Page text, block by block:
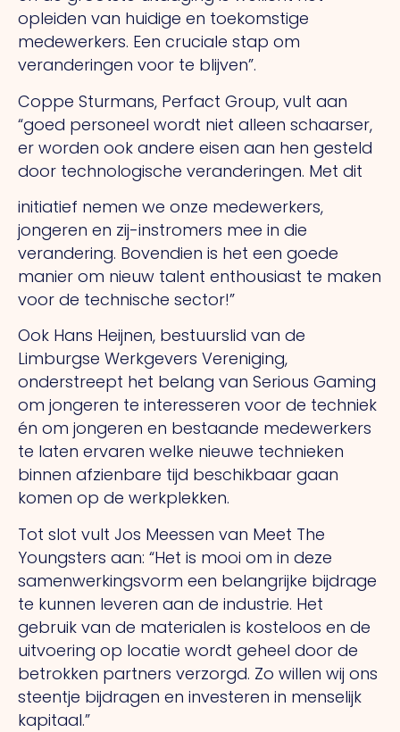
opleiden van huidige en toekomstige
medewerkers. Een cruciale stap om
veranderingen voor te blijven”.
Coppe Sturmans, Perfact Group, vult aan
“goed personeel wordt niet alleen schaarser,
er worden ook andere eisen aan hen gesteld
door technologische veranderingen. Met dit
initiatief nemen we onze medewerkers,
jongeren en zij-instromers mee in die
verandering. Bovendien is het een goede
manier om nieuw talent enthousiast te maken
voor de technische sector!”
Ook Hans Heijnen, bestuurslid van de
Limburgse Werkgevers Vereniging,
onderstreept het belang van Serious Gaming
om jongeren te interesseren voor de techniek
én om jongeren en bestaande medewerkers
te laten ervaren welke nieuwe technieken
binnen afzienbare tijd beschikbaar gaan
komen op de werkplekken.
Tot slot vult Jos Meessen van Meet The
Youngsters aan: “Het is mooi om in deze
samenwerkingsvorm een belangrijke bijdrage
te kunnen leveren aan de industrie. Het
gebruik van de materialen is kosteloos en de
uitvoering op locatie wordt geheel door de
betrokken partners verzorgd. Zo willen wij ons
steentje bijdragen en investeren in menselijk
kapitaal.”